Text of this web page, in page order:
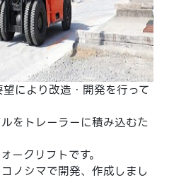
により改造・開発を行って
をトレーラーに積み込むた
ークリフトです。
ノシマで開発、作成しまし